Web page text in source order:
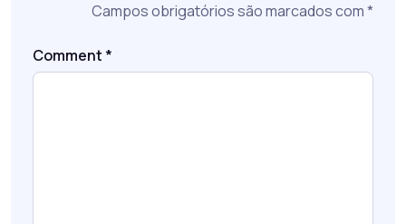
Campos obrigatórios são marcados com*
Comment *